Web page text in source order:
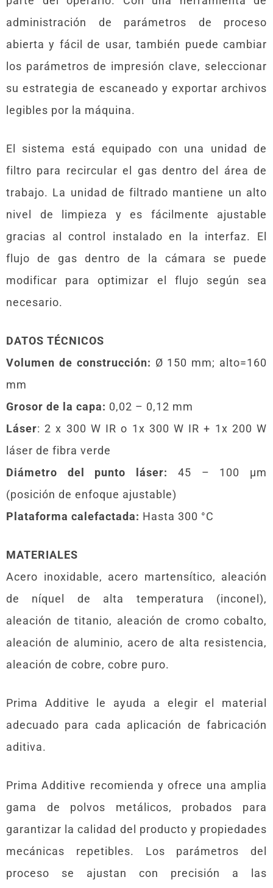
administración de parámetros de proceso
abierta y fácil de usar, también puede cambiar
los parámetros de impresión clave, seleccionar
su estrategia de escaneado y exportar archivos
legibles por la máquina.
El sistema está equipado con una unidad de
filtro para recircular el gas dentro del área de
trabajo. La unidad de filtrado mantiene un alto
nivel de limpieza y es fácilmente ajustable
gracias al control instalado en la interfaz. El
flujo de gas dentro de la cámara se puede
modificar para optimizar el flujo según sea
necesario.
DATOS TÉCNICOS
Volumen de construcción: Ø 150 mm; alto=160
mm
Grosor de la capa: 0,02 – 0,12 mm
Láser: 2 x 300 W IR o 1x 300 W IR + 1x 200 W
láser de fibra verde
Diámetro del punto láser:
45 – 100 μm
(posición de enfoque ajustable)
Plataforma calefactada: Hasta 300 °C
MATERIALES
Acero inoxidable, acero martensítico, aleación
de níquel de alta temperatura (inconel),
aleación de titanio, aleación de cromo cobalto,
aleación de aluminio, acero de alta resistencia,
aleación de cobre, cobre puro.
Prima Additive le ayuda a elegir el material
adecuado para cada aplicación de fabricación
aditiva.
Prima Additive recomienda y ofrece una amplia
gama de polvos metálicos, probados para
garantizar la calidad del producto y propiedades
mecánicas repetibles. Los parámetros del
proceso se ajustan con precisión a las